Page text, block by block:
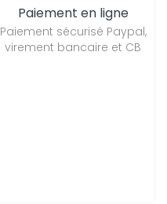
Paiement en ligne
Paiement sécurisé Paypal,
virement bancaire et CB